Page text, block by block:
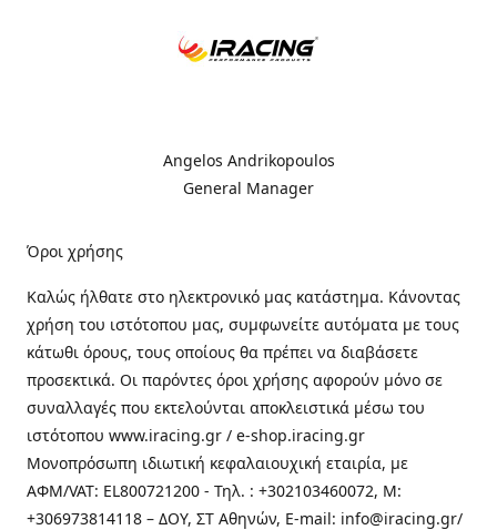
Angelos Andrikopoulos
General Manager
Όροι χρήσης
Καλώς ήλθατε στo ηλεκτρονικό μας κατάστημα. Κάνοντας
χρήση του ιστότοπου μας, συμφωνείτε αυτόματα με τους
κάτωθι όρους, τους οποίους θα πρέπει να διαβάσετε
προσεκτικά. Οι παρόντες όροι χρήσης αφορούν μόνο σε
συναλλαγές που εκτελούνται αποκλειστικά μέσω του
ιστότοπου www.iracing.gr / e-shop.iracing.gr
Μονοπρόσωπη ιδιωτική κεφαλαιουχική εταιρία, με
ΑΦΜ/VAT: EL800721200 - Τηλ. : +302103460072, M:
+306973814118 – ΔΟΥ, ΣΤ Αθηνών, E-mail: info@iracing.gr/